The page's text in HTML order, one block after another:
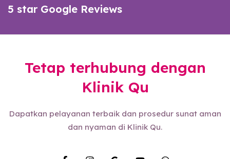
5 star Google Reviews
Tetap terhubung dengan
Klinik Qu
Dapatkan pelayanan terbaik dan prosedur sunat aman
dan nyaman di Klinik Qu.